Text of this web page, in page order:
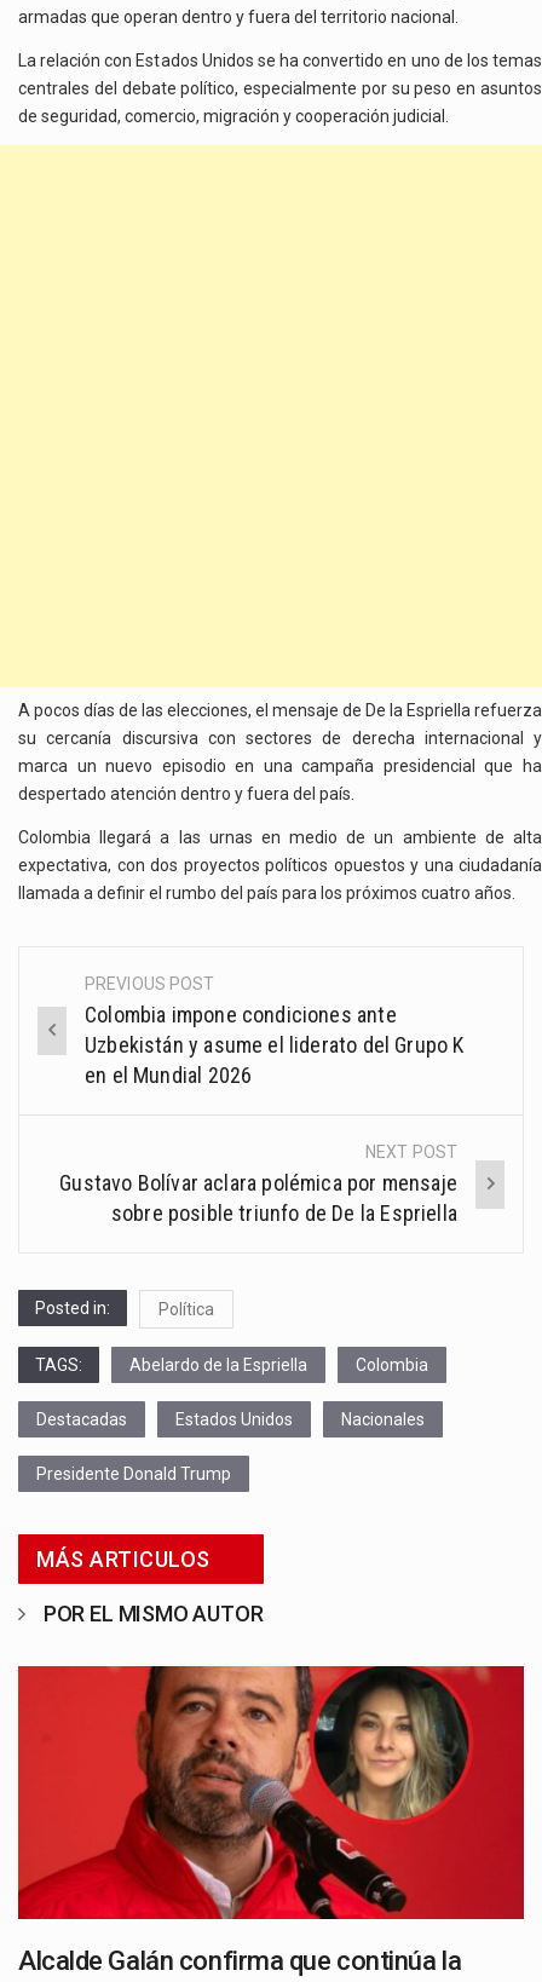
armadas que operan dentro y fuera del territorio nacional.
La relación con Estados Unidos se ha convertido en uno de los temas
centrales del debate político, especialmente por su peso en asuntos
de seguridad, comercio, migración y cooperación judicial.
A pocos días de las elecciones, el mensaje de De la Espriella refuerza
su cercanía discursiva con sectores de derecha internacional y
marca un nuevo episodio en una campaña presidencial que ha
despertado atención dentro y fuera del país.
Colombia llegará a las urnas en medio de un ambiente de alta
expectativa, con dos proyectos políticos opuestos y una ciudadanía
llamada a definir el rumbo del país para los próximos cuatro años.
Post
navigation
PREVIOUS POST
Colombia impone condiciones ante
Uzbekistán y asume el liderato del Grupo K
en el Mundial 2026
NEXT POST
Gustavo Bolívar aclara polémica por mensaje
sobre posible triunfo de De la Espriella
Posted in: Política
TAGS: Abelardo de la Espriella Colombia
Destacadas Estados Unidos Nacionales
Presidente Donald Trump
MÁS ARTICULOS
POR EL MISMO AUTOR
Alcalde Galán confirma que continúa la